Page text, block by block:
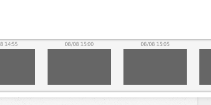
14:55 08/08 15:00 08/08 15:05